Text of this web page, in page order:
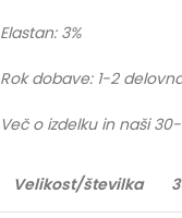
Elastan: 3%
Rok dobave: 1-2
Več o izdelku in naši
Velikost/številka